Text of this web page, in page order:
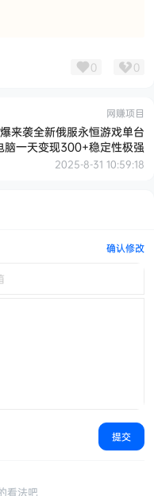
0 0
网赚项目
来袭全新俄服永恒游戏单台
脑一天变现300+稳定性极强
2025-8-31 10:59:18
确认修改
提交
看法吧